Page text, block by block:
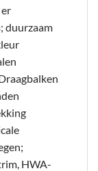
duurzaam
HWA-